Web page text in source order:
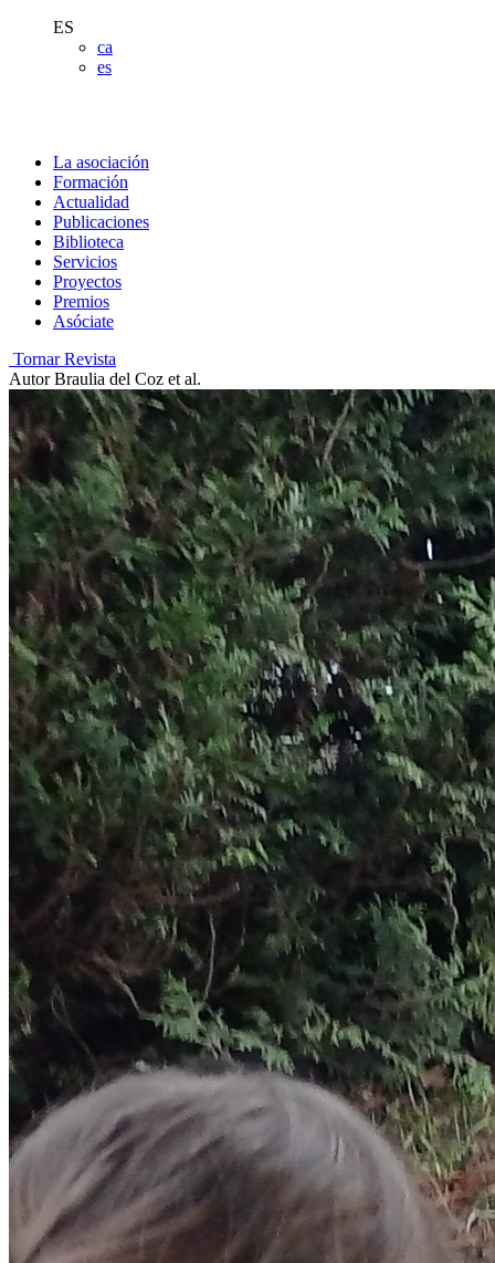
ES
ca
es
La asociación
Formación
Actualidad
Publicaciones
Biblioteca
Servicios
Proyectos
Premios
Asóciate
Tornar Revista
Autor Braulia del Coz et al.